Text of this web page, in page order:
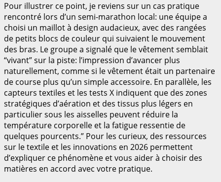
Pour illustrer ce point, je reviens sur un cas pratique
rencontré lors d’un semi-marathon local: une équipe a
choisi un maillot à design audacieux, avec des rangées
de petits blocs de couleur qui suivaient le mouvement
des bras. Le groupe a signalé que le vêtement semblait
“vivant” sur la piste: l’impression d’avancer plus
naturellement, comme si le vêtement était un partenaire
de course plus qu’un simple accessoire. En parallèle, les
capteurs textiles et les tests X indiquent que des zones
stratégiques d’aération et des tissus plus légers en
particulier sous les aisselles peuvent réduire la
température corporelle et la fatigue ressentie de
quelques pourcents.” Pour les curieux, des ressources
sur le textile et les innovations en 2026 permettent
d’expliquer ce phénomène et vous aider à choisir des
matières en accord avec votre pratique.